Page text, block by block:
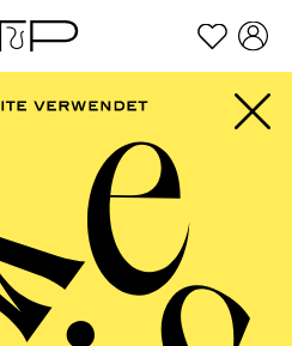
Zum Footer springen
ESSEN